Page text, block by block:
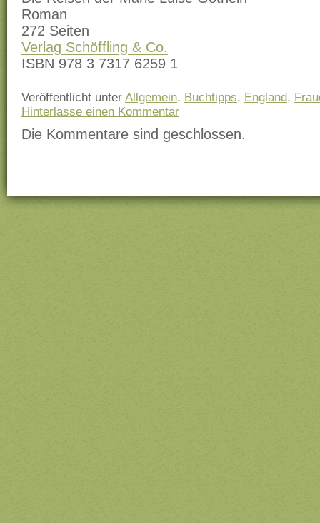
Roman
272 Seiten
Verlag Schöffling & Co.
ISBN 978 3 7317 6259 1
Veröffentlicht unter Allgemein, Buchtipps, England,
Hinterlasse einen Kommentar
Die Kommentare sind geschlossen.